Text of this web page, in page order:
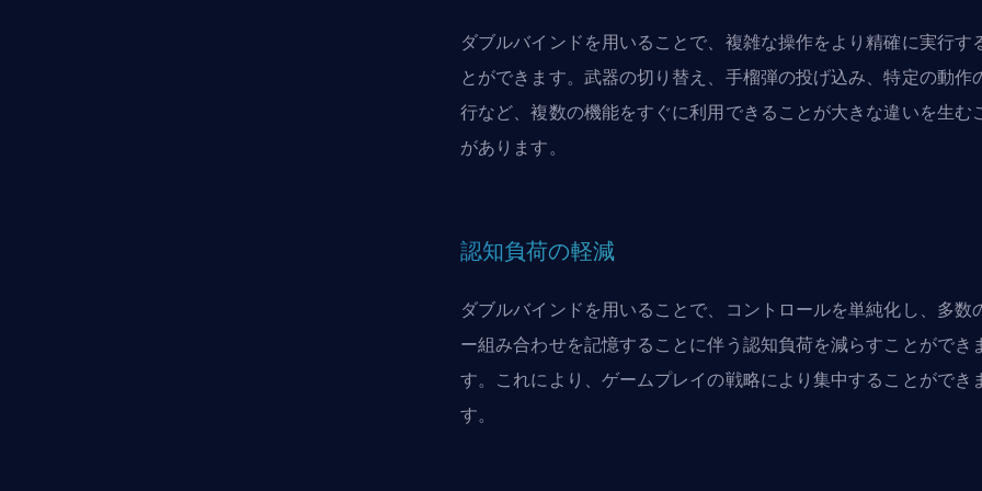
ダブルバインドを用いることで、複雑な操作をより精確に実行す
とができます。武器の切り替え、手榴弾の投げ込み、特定の動作
行など、複数の機能をすぐに利用できることが大きな違いを生む
があります。
認知負荷の軽減
ダブルバインドを用いることで、コントロールを単純化し、多数
ー組み合わせを記憶することに伴う認知負荷を減らすことができ
す。これにより、ゲームプレイの戦略により集中することができ
す。